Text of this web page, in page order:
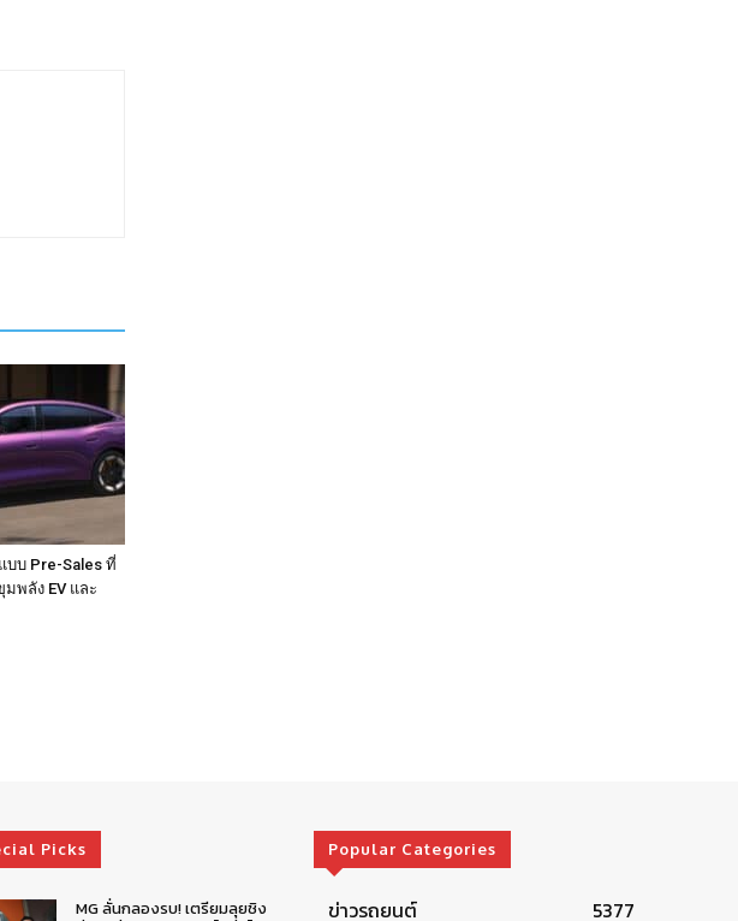
บบ Pre-Sales ที่
พลัง EV และ
Picks
MG ลั่นกลองรบ! เตรียมลุยชิง
Popular Categories
ข่าวรถยนต์ 5377